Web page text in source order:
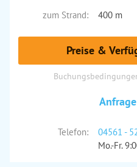
zum Strand:
400 m
Preise &
Telefon:
04561 -
Mo.-Fr.